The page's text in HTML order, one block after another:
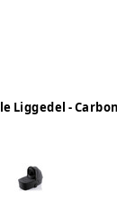
Liggedel -